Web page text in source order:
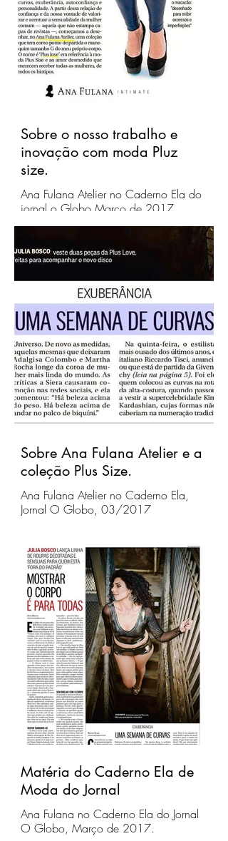
Sobre o nosso trabalho e
inovação com moda Pluz
size.
Ana Fulana Atelier no Caderno Ela do
jornal o Globo Março de 2017
Sobre Ana Fulana Atelier e a
coleção Plus Size.
Ana Fulana Atelier no Caderno Ela,
Jornal O Globo, 03/2017
Matéria do Caderno Ela de
Moda do Jornal
Ana Fulana no Caderno Ela do Jornal
O Globo, Março de 2017.